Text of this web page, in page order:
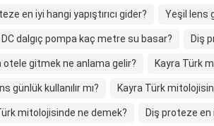
en iyi hangi yapıştırıcı gider? Yeşil lens
dalgıç pompa kaç metre su basar? Diş
otele gitmek ne anlama gelir? Kayra Türk
günlük kullanılır mı? Kayra Türk
mitolojisinde ne demek? Diş proteze en